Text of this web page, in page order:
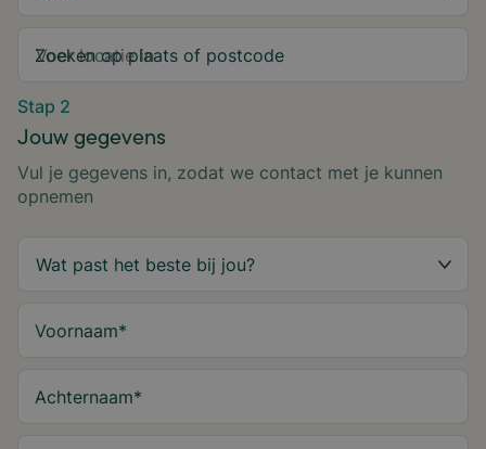
Zoeken op plaats of postcode
Stap 2
Jouw gegevens
Vul je gegevens in, zodat we contact met je kunnen
opnemen
Voornaam*
Achternaam*